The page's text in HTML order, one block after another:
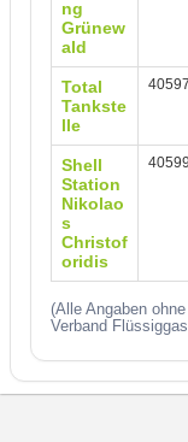
ng
Grünew
ald
Total
Tankste
lle
40597
Shell
Station
Nikolao
s
Christof
oridis
40599
(Alle Angaben
Verband